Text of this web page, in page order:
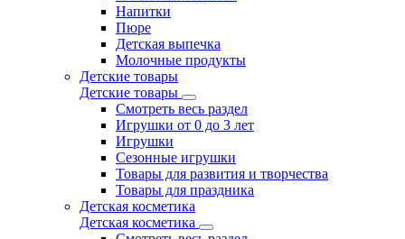
Напитки
Пюре
Детская выпечка
Молочные продукты
Детские товары
Детские товары
Смотреть весь раздел
Игрушки от 0 до 3 лет
Игрушки
Сезонные игрушки
Товары для развития и творчества
Товары для праздника
Детская косметика
Детская косметика